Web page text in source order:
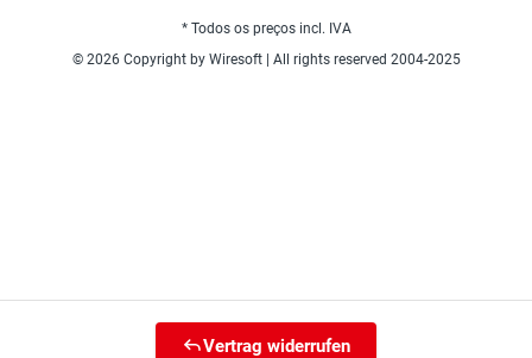
* Todos os preços incl. IVA
© 2026 Copyright by Wiresoft | All rights reserved 2004-2025
Vertrag widerrufen